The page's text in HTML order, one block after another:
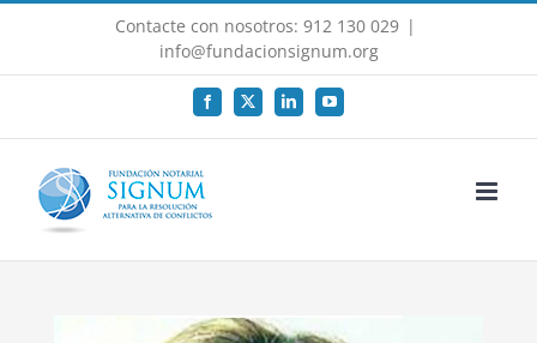
Saltar
Contacte con nosotros: 912 130 029 |
info@fundacionsignum.org
Facebook
X LinkedInYouTube